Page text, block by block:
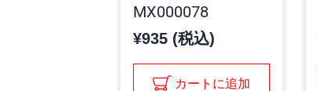
MX000078
¥935 (税込)
カートに追加